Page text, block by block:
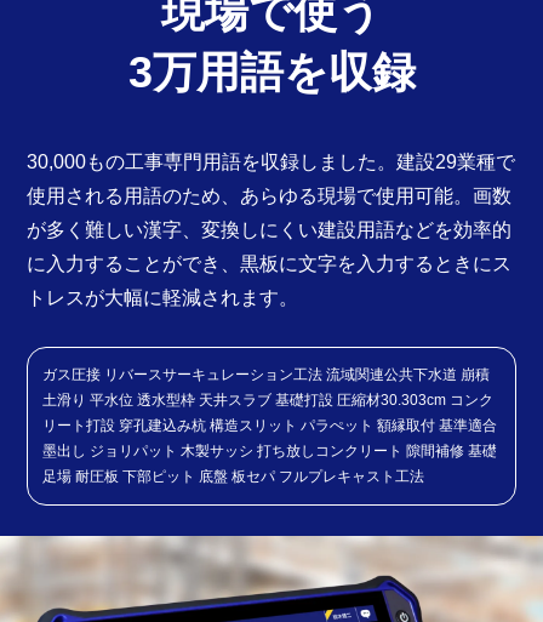
現場で使う
3万用語を収録
30,000もの工事専門用語を収録しました。建設29業種で
使用される用語のため、あらゆる現場で使用可能。画数
が多く難しい漢字、変換しにくい建設用語などを効率的
に入力することができ、黒板に文字を入力するときにス
トレスが大幅に軽減されます。
ガス圧接 リバースサーキュレーション工法 流域関連公共下水道 崩積
土滑り 平水位 透水型枠 天井スラブ 基礎打設 圧縮材30.303cm コンク
リート打設 穿孔建込み杭 構造スリット パラぺット 額縁取付 基準適合
墨出し ジョリパット 木製サッシ 打ち放しコンクリート 隙間補修 基礎
足場 耐圧板 下部ピット 底盤 板セパ フルプレキャスト工法